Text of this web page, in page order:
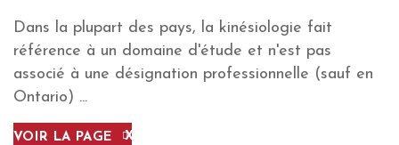
Dans la plupart des pays, la kinésiologie fait
référence à un domaine d'étude et n'est pas
associé à une désignation professionnelle (sauf en
Ontario) ...
VOIR LA PAGE